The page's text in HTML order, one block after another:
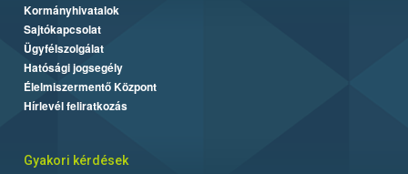
Kormányhivatalok
Sajtókapcsolat
Ügyfélszolgálat
Hatósági jogsegély
Élelmiszermentő Központ
Hírlevél feliratkozás
Gyakori kérdések